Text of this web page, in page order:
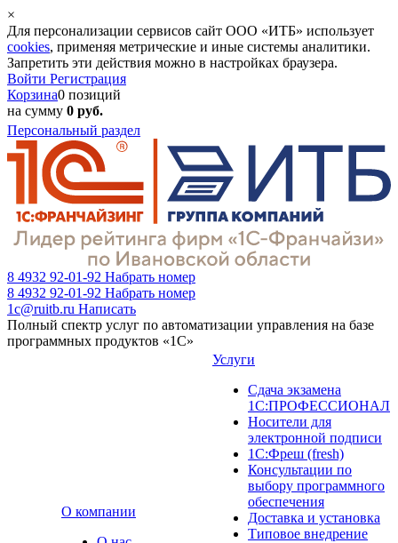
×
Для персонализации сервисов сайт ООО «ИТБ» использует
cookies, применяя метрические и иные системы аналитики.
Запретить эти действия можно в настройках браузера.
Войти Регистрация
Корзина0 позиций
на сумму 0 руб.
Персональный раздел
8 4932 92-01-92 Набрать номер
8 4932 92-01-92 Набрать номер
1c@ruitb.ru Написать
Полный спектр услуг по автоматизации управления на базе
программных продуктов «1С»
О компании
Услуги
Сдача экзамена
1С:ПРОФЕССИОНАЛ
Носители для
электронной подписи
1С:Фреш (fresh)
Консультации по
выбору программного
обеспечения
Доставка и установка
Типовое внедрение